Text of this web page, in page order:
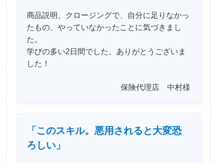
商品説明、クロージングで、自分に足りなかっ
たもの、やっていなかったことに気づきまし
た。
学びの多い2日間でした。ありがとうございま
した！
保険代理店 中村様
「このスキル。悪用されると大変恐
ろしい」